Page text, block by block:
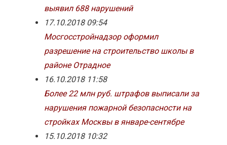
выявил 688 нарушений
17.10.2018 09:54
Мосгосстройнадзор оформил
разрешение на строительство школы в
районе Отрадное
16.10.2018 11:58
Более 22 млн руб. штрафов выписали за
нарушения пожарной безопасности на
стройках Москвы в январе-сентябре
15.10.2018 10:32